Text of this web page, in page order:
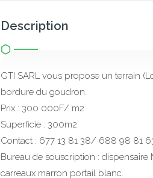
Description
GTI SARL vous propose un terrain
bordure du goudron.
Prix : 300 000F/ m2
Superficie : 300m2
Contact : 677 13 81 38/ 688 98 81
Bureau de souscription :
carreaux marron portail blanc.